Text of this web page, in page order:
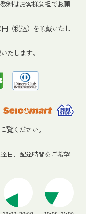
料はお客様負担でお願
（税込）を頂戴いたし
たします。
覧ください。
日、配達時間をご希望